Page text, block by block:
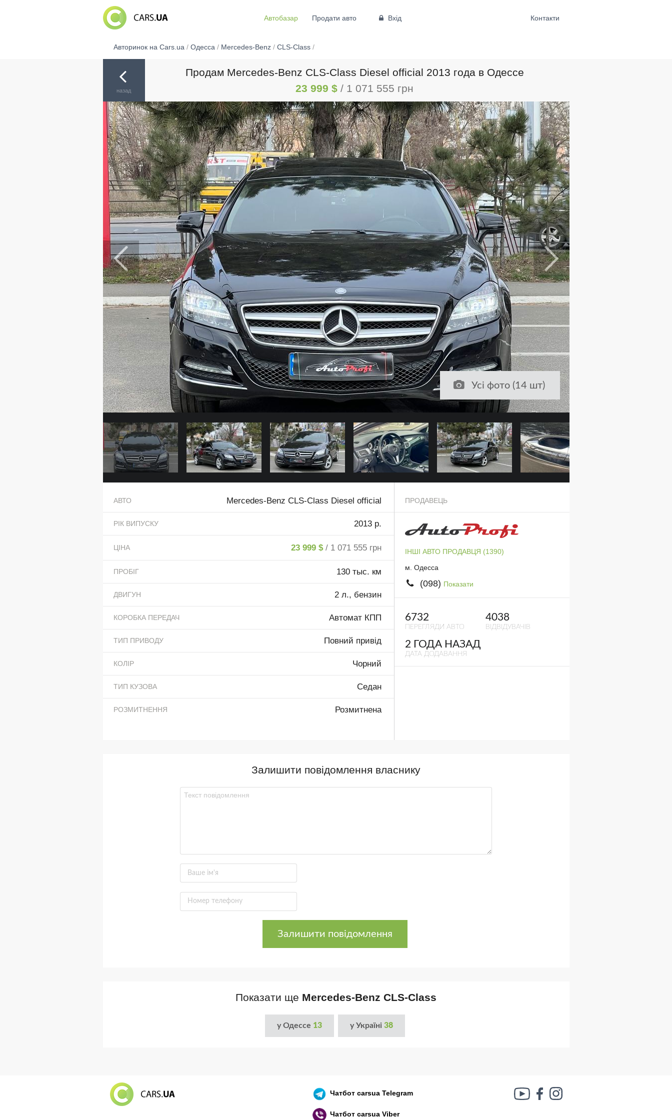
Автобазар Продати авто Вхід Контакти
Авторинок на Cars.ua / Одесса / Mercedes-Benz/ CLS-Class/
назад
Продам Mercedes-Benz CLS-Class Diesel official 2013 года в Одессе
23 999 $ / 1 071 555 грн
Усі фото (14 шт)
АВТО Mercedes-Benz CLS-Class Diesel official
РІК ВИПУСКУ 2013 р.
ЦІНА 23 999 $ / 1 071 555 грн
ПРОБІГ 130 тыс. км
ДВИГУН 2 л., бензин
КОРОБКА ПЕРЕДАЧ Автомат КПП
ТИП ПРИВОДУ Повний привід
КОЛІР Чорний
ТИП КУЗОВА Седан
РОЗМИТНЕННЯ Розмитнена
ПРОДАВЕЦЬ
ІНШІ АВТО ПРОДАВЦЯ (1390)
м. Одесса
(098) Показати
6732
ПЕРЕГЛЯДИ АВТО
4038
ВІДВІДУВАЧІВ
2 ГОДА НАЗАД
ДАТА ДОДАВАННЯ
Залишити повідомлення власнику
Залишити повідомлення
Показати ще Mercedes-Benz CLS-Class
у Одессе 13 у Україні 38
Чатботcarsua Telegram
Чатботcarsua Viber